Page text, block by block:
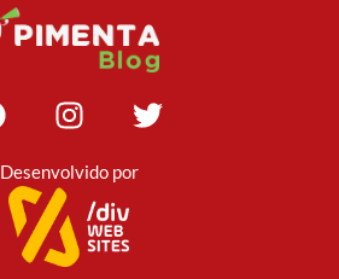
Desenvolvido por